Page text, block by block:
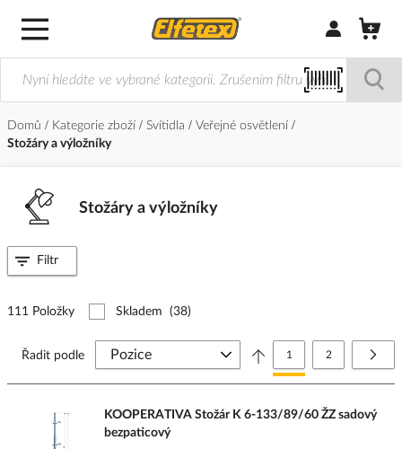
Přihlásit/
Domů Kategorie zboží Svítidla
Veřejné osvětlení
Stožáry a výložníky
Stožáry a výložníky
111 Položky Skladem (38)
Stránka
Právě si prohlížíte
1 Stránka
2
Řadit podle
KOOPERATIVA Stožár K 6-133/89/60 ŽZ sadový
bezpaticový
Filtr